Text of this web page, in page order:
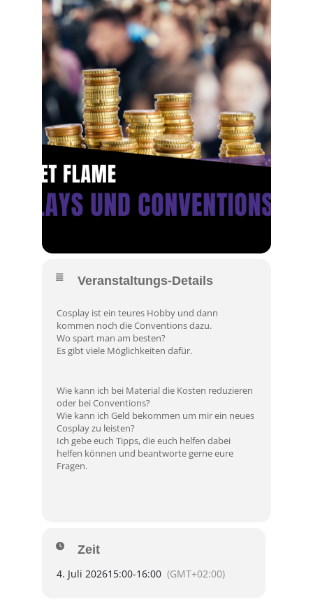
Veranstaltungs-Details
Cosplay ist ein teures Hobby und dann
kommen noch die Conventions dazu.
Wo spart man am besten?
Es gibt viele Möglichkeiten dafür.
Wie kann ich bei Material die Kosten reduzieren
oder bei Conventions?
Wie kann ich Geld bekommen um mir ein neues
Cosplay zu leisten?
Ich gebe euch Tipps, die euch helfen dabei
helfen können und beantworte gerne eure
Fragen.
Zeit
4. Juli 202615:00-16:00 (GMT+02:00)